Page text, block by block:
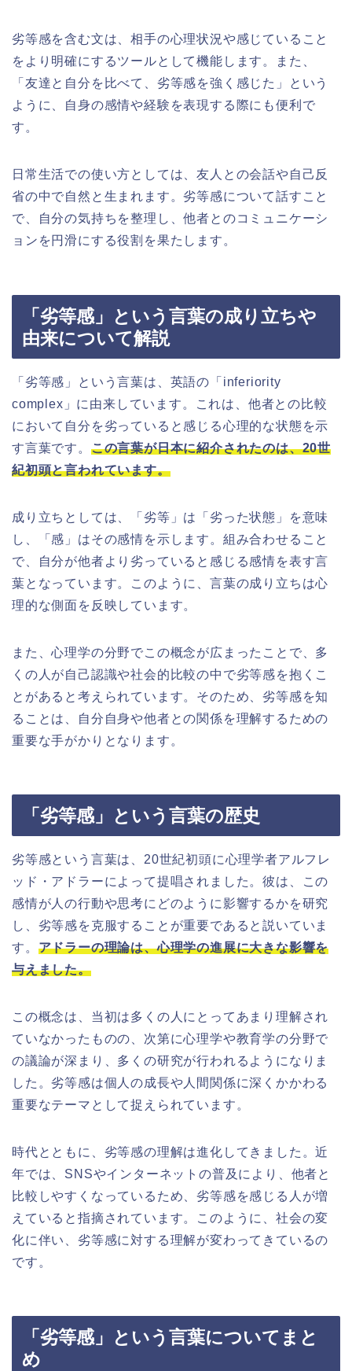
劣等感を含む文は、相手の心理状況や感じていること
をより明確にするツールとして機能します。また、
「友達と自分を比べて、劣等感を強く感じた」という
ように、自身の感情や経験を表現する際にも便利で
す。
日常生活での使い方としては、友人との会話や自己反
省の中で自然と生まれます。劣等感について話すこと
で、自分の気持ちを整理し、他者とのコミュニケーシ
ョンを円滑にする役割を果たします。
「劣等感」という言葉の成り立ちや
由来について解説
「劣等感」という言葉は、英語の「inferiority
complex」に由来しています。これは、他者との比較
において自分を劣っていると感じる心理的な状態を示
す言葉です。 この言葉が日本に紹介されたのは、20世
紀初頭と言われています。
成り立ちとしては、「劣等」は「劣った状態」を意味
し、「感」はその感情を示します。組み合わせること
で、自分が他者より劣っていると感じる感情を表す言
葉となっています。このように、言葉の成り立ちは心
理的な側面を反映しています。
また、心理学の分野でこの概念が広まったことで、多
くの人が自己認識や社会的比較の中で劣等感を抱くこ
とがあると考えられています。そのため、劣等感を知
ることは、自分自身や他者との関係を理解するための
重要な手がかりとなります。
「劣等感」という言葉の歴史
劣等感という言葉は、20世紀初頭に心理学者アルフレ
ッド・アドラーによって提唱されました。彼は、この
感情が人の行動や思考にどのように影響するかを研究
し、劣等感を克服することが重要であると説いていま
す。 アドラーの理論は、心理学の進展に大きな影響を
与えました。
この概念は、当初は多くの人にとってあまり理解され
ていなかったものの、次第に心理学や教育学の分野で
の議論が深まり、多くの研究が行われるようになりま
した。劣等感は個人の成長や人間関係に深くかかわる
重要なテーマとして捉えられています。
時代とともに、劣等感の理解は進化してきました。近
年では、SNSやインターネットの普及により、他者と
比較しやすくなっているため、劣等感を感じる人が増
えていると指摘されています。このように、社会の変
化に伴い、劣等感に対する理解が変わってきているの
です。
「劣等感」という言葉についてまと
め